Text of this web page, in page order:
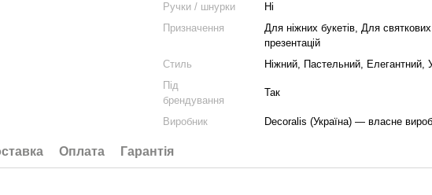
Ручки / шнурки
Ні
Призначення
Для ніжних букетів, Для
презентацій
Стиль
Ніжний, Пастельний, Елегантний,
Під
брендування
Так
Виробник Decoralis (Україна) — власне
Оплата Гарантія